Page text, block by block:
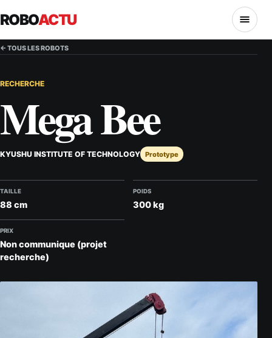
ROBOACTU MENU
← TOUS LES ROBOTS
RECHERCHE
Mega Bee
KYUSHU INSTITUTE OF TECHNOLOGY Prototype
TAILLE
88 cm
POIDS
300 kg
PRIX
Non communique (projet
recherche)